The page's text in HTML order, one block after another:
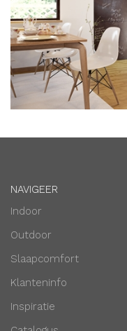
NAVIGEER
Indoor
Outdoor
Slaapcomfort
Klanteninfo
Inspiratie